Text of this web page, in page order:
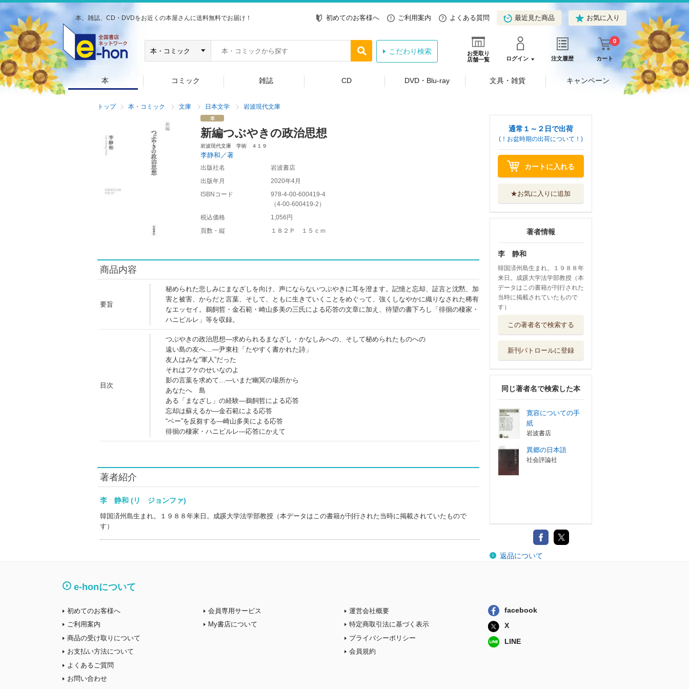
本、雑誌、CD・DVDをお近くの本屋さんに送料無料でお届け！ 初めてのお客様へ ご利用案内 よくある質問 最近見た商品 お気に入り
お受取り
店舗一覧
ログイン 注文履歴 カート
0
こだわり検索
本 コミック 雑誌 CD DVD・Blu-ray 文具・雑貨 キャンペーン
トップ 本・コミック 文庫 日本文学 岩波現代文庫
新編つぶやきの政治思想
岩波現代文庫 学術 ４１９
李静和／著
出版社名
岩波書店
出版年月
2020年4月
ISBNコード
978-4-00-600419-4
（4-00-600419-2 ）
税込価格
1,056円
頁数・縦
１８２Ｐ １５ｃｍ
商品内容
要旨
秘められた悲しみにまなざしを向け、声にならないつぶやきに耳を澄ます。記憶と忘却、証言と沈黙、加
害と被害、からだと言葉、そして、ともに生きていくことをめぐって、強くしなやかに織りなされた稀有
なエッセイ。鵜飼哲・金石範・崎山多美の三氏による応答の文章に加え、待望の書下ろし「徘徊の棲家・
ハニビルレ」等を収録。
目次
つぶやきの政治思想―求められるまなざし・かなしみへの、そして秘められたものへの
遠い島の友へ…―尹東柱「たやすく書かれた詩」
友人はみな“軍人”だった
それはフケのせいなのよ
影の言葉を求めて…―いまだ幽冥の場所から
あなたへ 島
ある「まなざし」の経験―鵜飼哲による応答
忘却は蘇えるか―金石範による応答
“ベー”を反芻する―崎山多美による応答
徘徊の棲家・ハニビルレ―応答にかえて
著者紹介
李 静和 (リ ジョンファ)
韓国済州島生まれ。１９８８年来日。成蹊大学法学部教授（本データはこの書籍が刊行された当時に掲載されていたもので
す）
通常１～２日で出荷
(！お盆時期の出荷について！)
カートに入れる
★お気に入りに追加
著者情報
李 静和
韓国済州島生まれ。１９８８年
来日。成蹊大学法学部教授（本
データはこの書籍が刊行された
当時に掲載されていたもので
す）
この著者名で検索する
新刊パトロールに登録
同じ著者名で検索した本
寛容についての手
紙
岩波書店
異郷の日本語
社会評論社
返品について
e-honについて
初めてのお客様へ
ご利用案内
商品の受け取りについて
お支払い方法について
よくあるご質問
お問い合わせ
会員専用サービス
My書店について
運営会社概要
特定商取引法に基づく表示
プライバシーポリシー
会員規約
facebook
X
LINE